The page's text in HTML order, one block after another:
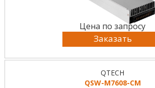
Цена по запросу
Заказать
QTECH
QSW-M7608-CM